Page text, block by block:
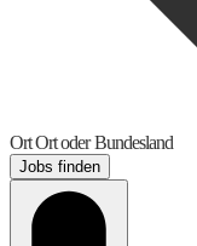
OrtOrt oder Bundesland
Jobs finden